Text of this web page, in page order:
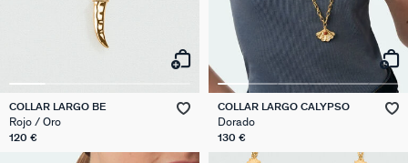
COLLAR LARGO BE
Rojo / Oro
120 €
COLLAR LARGO CALYPSO
Dorado
130 €